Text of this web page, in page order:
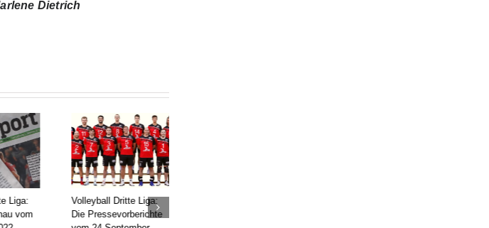
Dietrich
Liga:
vom
Volleyball Dritte Liga:
Die Pressevorberichte